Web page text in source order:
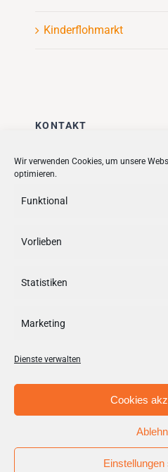
Wir verwenden Cookies, um unsere
optimieren.
Funktional
Vorlieben
Statistiken
Marketing
Dienste verwalten
Cookies
Einstellungen
Kinderflohmarkt
KONTAKT
Stadt + Handel City-
Quartiersmanagement
Follow us on
© Copyright 2012 - 2026 |
Standortmanagement BID